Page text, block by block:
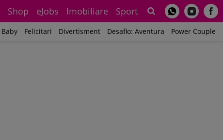
Shop eJobs Imobiliare Sport
Baby Felicitari Divertisment Desafio: Aventura Power Couple